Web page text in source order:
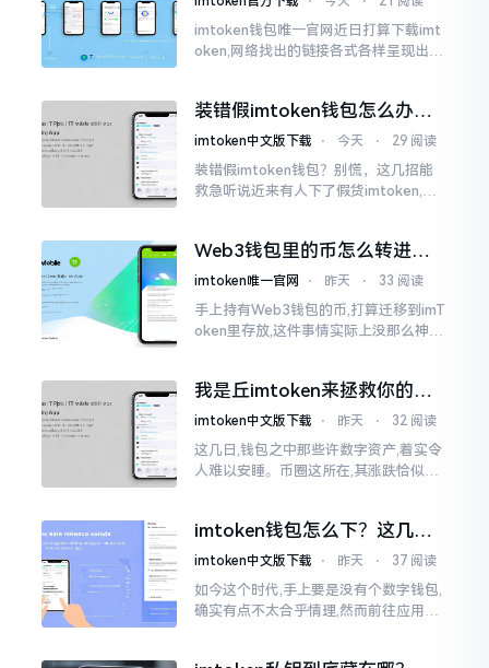
imtoken钱包唯一官网近日打算下载imt
oken,网络找出的链接各式各样呈现出乱
直忐忑不安。我折腾了好些日子
装错假imtoken钱包怎么办？
别慌，快卸载，这几招能救急
imtoken中文版下载 ⋅ 今天 ⋅ 29 阅读
装错假imtoken钱包？别慌，这几招能
救急听说近来有人下了假货imtoken,心
是陷阱。
Web3钱包里的币怎么转进
imToken？别慌，三步搞定
imtoken唯一官网 ⋅ 昨天 ⋅ 33 阅读
手上持有Web3钱包的币,打算迁移到imT
oken里存放,这件事情实际上没那么神秘
我是丘imtoken来拯救你的钱
包
imtoken中文版下载 ⋅ 昨天 ⋅ 32 阅读
这几日,钱包之中那些许数字资产,着实令
人难以安睡。币圈这所在,其涨跌恰似翻
堆币
imtoken钱包怎么下？这几种
靠谱路子别走歪
imtoken中文版下载 ⋅ 昨天 ⋅ 37 阅读
如今这个时代,手上要是没有个数字钱包,
确实有点不太合乎情理,然而前往应用商